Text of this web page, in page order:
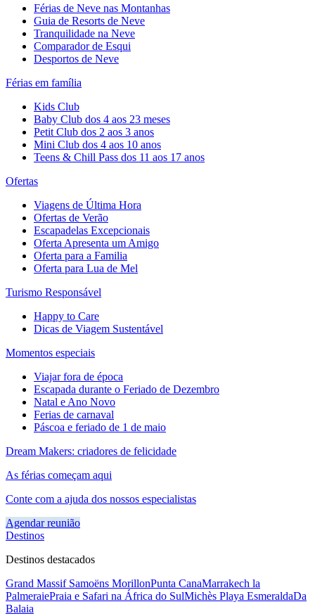
Férias de Neve nas Montanhas
Guia de Resorts de Neve
Tranquilidade na Neve​
Comparador de Esqui
Desportos de Neve
Férias em família
Kids Club
Baby Club dos 4 aos 23 meses
Petit Club dos 2 aos 3 anos
Mini Club dos 4 aos 10 anos
Teens & Chill Pass dos 11 aos 17 anos
Ofertas
Viagens de Última Hora
Ofertas de Verão
Escapadelas Excepcionais
Oferta Apresenta um Amigo
Oferta para a Familia
Oferta para Lua de Mel
Turismo Responsável
Happy to Care
Dicas de Viagem Sustentável
Momentos especiais
Viajar fora de época
Escapada durante o Feriado de Dezembro
Natal e Ano Novo
Ferias de carnaval
Páscoa e feriado de 1 de maio
Dream Makers: criadores de felicidade
As férias começam aqui
Conte com a ajuda dos nossos especialistas
Agendar reunião
Destinos
Destinos destacados
Grand Massif Samoëns MorillonPunta CanaMarrakech la
PalmeraiePraia e Safari na África do SulMichès Playa EsmeraldaDa
Balaia